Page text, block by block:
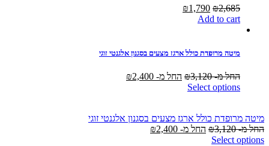
₪2,685
Original
price
₪1,790
Add to cart
מיטה מרופדת כולל ארגז מצעים בסגנון אלגנטי זוגי
החל מ- ₪3,120 החל מ- ₪2,400
Select options
מיטה מרופדת כולל ארגז מצעים בסגנון אלגנטי זוגי
החל מ-
₪3,120 החל מ- ₪2,400
Select options